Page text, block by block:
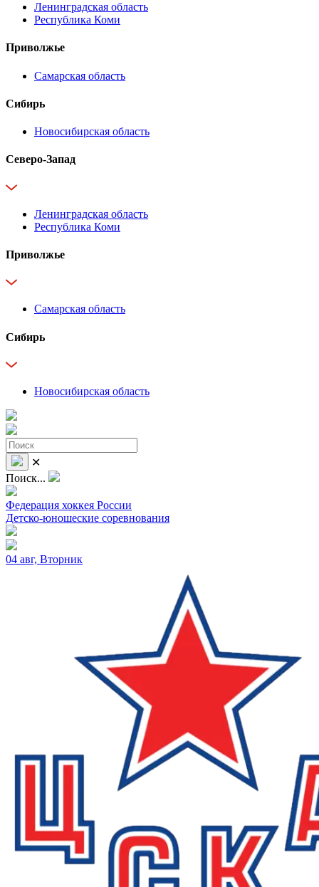
Ленинградская область
Республика Коми
Приволжье
Самарская область
Сибирь
Новосибирская область
Северо-Запад
Ленинградская область
Республика Коми
Приволжье
Самарская область
Сибирь
Новосибирская область
✕
Поиск...
Федерация хоккея России
Детско-юношеские соревнования
04 авг, Вторник